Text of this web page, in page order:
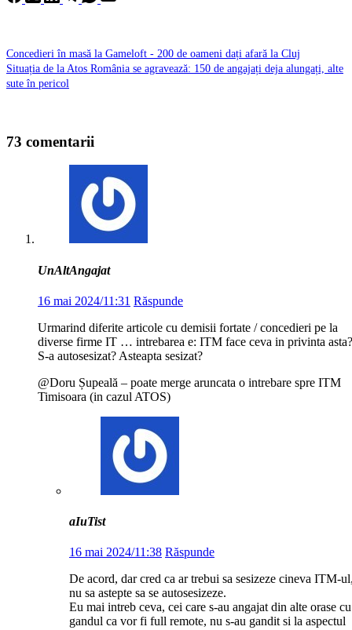
Concedieri în masă la Gameloft - 200 de oameni dați afară la Cluj
Situația de la Atos România se agravează: 150 de angajați deja alungați, alte
sute în pericol
73 comentarii
UnAltAngajat
16 mai 2024/11:31 Răspunde
Urmarind diferite articole cu demisii fortate / concedieri pe la
diverse firme IT … intrebarea e: ITM face ceva in privinta asta?
S-a autosesizat? Asteapta sesizat?
@Doru Șupeală – poate merge aruncata o intrebare spre ITM
Timisoara (in cazul ATOS)
aIuTist
16 mai 2024/11:38 Răspunde
De acord, dar cred ca ar trebui sa sesizeze cineva ITM-
nu sa astepte sa se autosesizeze.
Eu mai intreb ceva, cei care s-au angajat din alte orase cu
gandul ca vor fi full remote, nu s-au gandit si la aspectul